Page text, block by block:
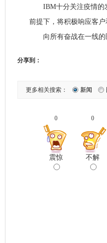
IBM十分关注疫情的发
前提下，将积极响应客
向所有奋战在一线的
分享到：
更多相关搜索： 新闻
0
震惊
0
不解